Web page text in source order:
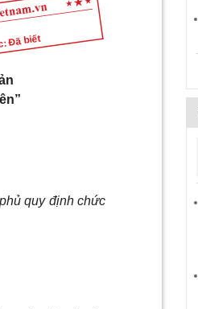
Đã biết
quy định chức